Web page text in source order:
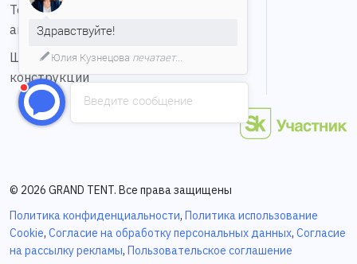
Тентовые
ангары
Шестигранные
конструкции
© 2026 GRAND TENT. Все права защищены
Политика конфиденциальности, Политика использование
Cookie, Согласие на обработку персональных данных, Согласие
на рассылку рекламы, Пользовательское соглашение
Введите сообщение
Здравствуйте!
Юлия Кузнецова печатает...